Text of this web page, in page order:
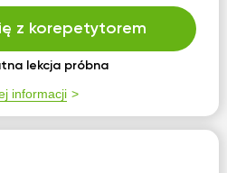
z korepetytorem
lekcja próbna
informacji